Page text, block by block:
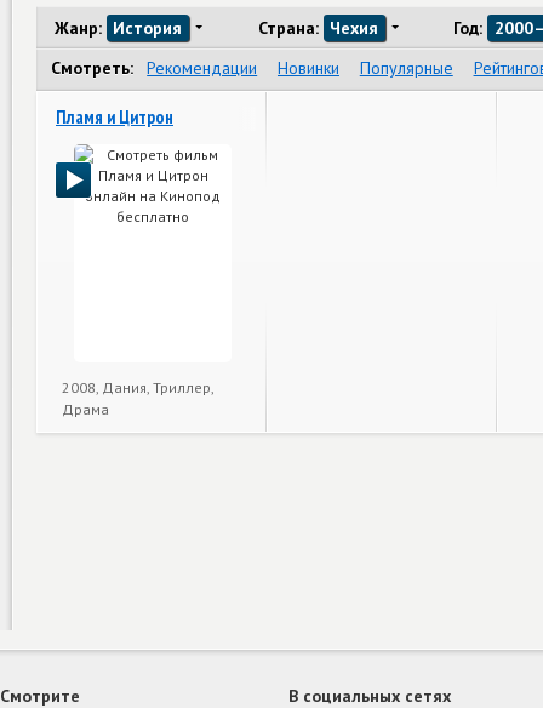
Жанр: История Страна: Чехия Год:
Смотреть:
Рекомендации Новинки Популярные
Пламя и Цитрон
2008, Дания, Триллер,
Драма
Смотрите В социальных сетях